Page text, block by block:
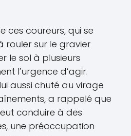
ces coureurs, qui se
rouler sur le gravier
le sol à plusieurs
l’urgence d’agir.
aussi chuté au virage
a rappelé que
conduire à des
une préoccupation